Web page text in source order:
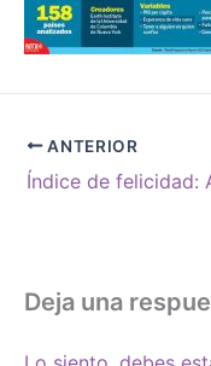
ANTERIOR
Índice de felicidad:
Deja una